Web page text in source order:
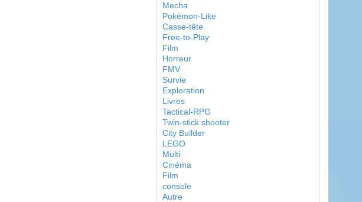
Mecha
Pokémon-Like
Casse-tête
Free-to-Play
Film
Horreur
FMV
Survie
Exploration
Livres
Tactical-RPG
Twin-stick shooter
City Builder
LEGO
Multi
Cinéma
Film
console
Autre